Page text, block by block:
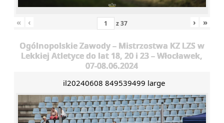
« ‹ z37 › »
Ogólnopolskie Zawody – Mistrzostwa KZ LZS w
Lekkiej Atletyce do lat 18, 20 i 23 – Włocławek,
07-08.06.2024
il20240608 849539499 large